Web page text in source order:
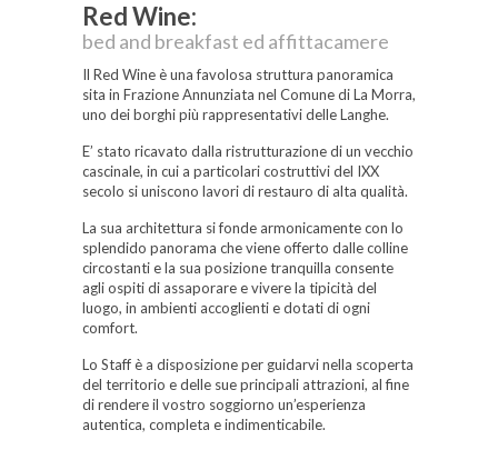
Red Wine:
bed and breakfast ed affittacamere
Il Red Wine è una favolosa struttura panoramica
sita in Frazione Annunziata nel Comune di La Morra,
uno dei borghi più rappresentativi delle Langhe.
E’ stato ricavato dalla ristrutturazione di un vecchio
cascinale, in cui a particolari costruttivi del IXX
secolo si uniscono lavori di restauro di alta qualità.
La sua architettura si fonde armonicamente con lo
splendido panorama che viene offerto dalle colline
circostanti e la sua posizione tranquilla consente
agli ospiti di assaporare e vivere la tipicità del
luogo, in ambienti accoglienti e dotati di ogni
comfort.
Lo Staff è a disposizione per guidarvi nella scoperta
del territorio e delle sue principali attrazioni, al fine
di rendere il vostro soggiorno un’esperienza
autentica, completa e indimenticabile.